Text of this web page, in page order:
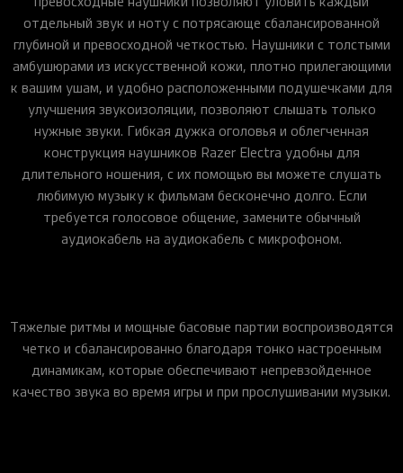
отдельный звук и ноту с потрясающе сбалансированной
глубиной и превосходной четкостью. Наушники с толстыми
амбушюрами из искусственной кожи, плотно прилегающими
к вашим ушам, и удобно расположенными подушечками для
улучшения звукоизоляции, позволяют слышать только
нужные звуки. Гибкая дужка оголовья и облегченная
конструкция наушников Razer Electra удобны для
длительного ношения, с их помощью вы можете слушать
любимую музыку к фильмам бесконечно долго. Если
требуется голосовое общение, замените обычный
аудиокабель на аудиокабель с микрофоном.
Тяжелые ритмы и мощные басовые партии воспроизводятся
четко и сбалансированно благодаря тонко настроенным
динамикам, которые обеспечивают непревзойденное
качество звука во время игры и при прослушивании музыки.